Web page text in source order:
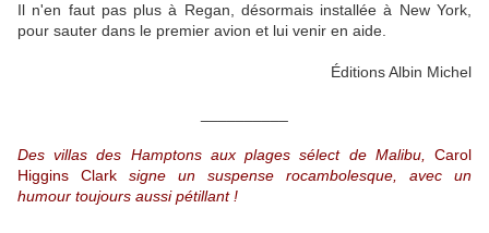
Il n'en faut pas plus à Regan, désormais installée à New York,
pour sauter dans le premier avion et lui venir en aide.
Éditions Albin Michel
Des villas des Hamptons aux plages sélect de Malibu,
Carol
Higgins Clark signe un suspense rocambolesque, avec un
humour toujours aussi pétillant !